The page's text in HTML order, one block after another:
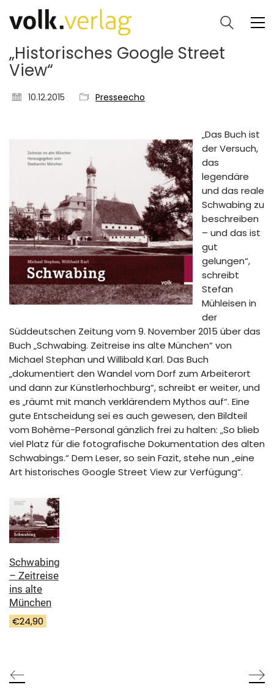
„Historisches Google Street
View“
10.12.2015 Presseecho
„Das Buch ist
der Versuch,
das
legendäre
und das reale
Schwabing zu
beschreiben
– und das ist
gut
gelungen“,
schreibt
Stefan
Mühleisen in
der
Süddeutschen Zeitung vom 9. November 2015 über das
Buch „Schwabing. Zeitreise ins alte München“ von
Michael Stephan und Willibald Karl. Das Buch
„dokumentiert den Wandel vom Dorf zum Arbeiterort
und dann zur Künstlerhochburg“, schreibt er weiter, und
es „räumt mit manch verklärendem Mythos auf“. Eine
gute Entscheidung sei es auch gewesen, den Bildteil
vom Bohème-Personal gänzlich frei zu halten: „So blieb
viel Platz für die fotografische Dokumentation des alten
Schwabings.“ Dem Leser, so sein Fazit, stehe nun „eine
Art historisches Google Street View zur Verfügung“.
Schwabing
– Zeitreise
ins alte
München
€24,90